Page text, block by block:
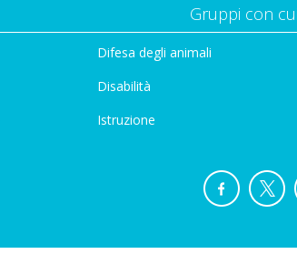
Gruppi con
Difesa degli animali
Disabilità
Istruzione